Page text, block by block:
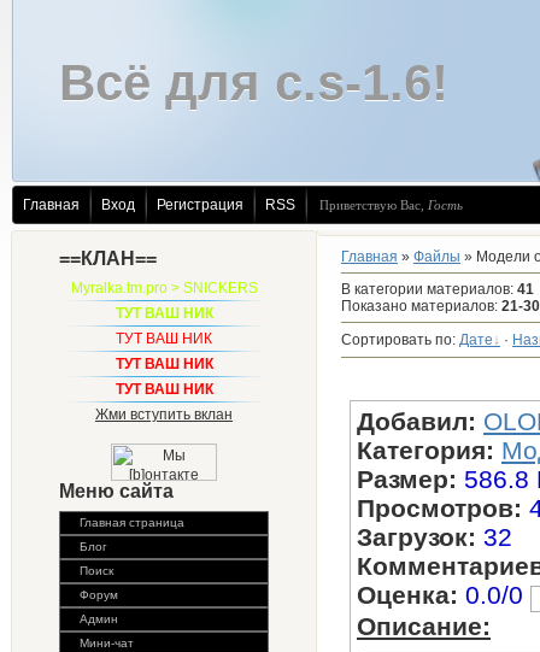
Всё для c.s-1.6!
Главная Вход Регистрация RSS Приветствую Вас Гость
==КЛАН==
Myralka.tm.pro > SNICKERS
ТУТ ВАШ НИК
ТУТ ВАШ НИК
ТУТ ВАШ НИК
ТУТ ВАШ НИК
Жми вступить вклан
Меню сайта
Главная страница
Блог
Поиск
Форум
Админ
Мини-чат
Главная » Файлы » Модели
В категории материалов: 41
Показано материалов: 21-30
Сортировать по: Дате ·
Добавил:
Категория:
Размер: 586.8
Просмотров:
Загрузок: 32
Оценка: 0.0/0
Описание: